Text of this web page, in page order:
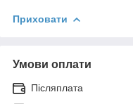
Приховати
Умови оплати
Післяплата